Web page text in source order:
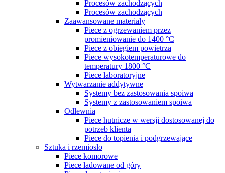
Procesów zachodzących
Procesów zachodzących
Zaawansowane materiały
Piece z ogrzewaniem przez
promieniowanie do 1400 °C
Piece z obiegiem powietrza
Piece wysokotemperaturowe do
temperatury 1800 °C
Piece laboratoryjne
Wytwarzanie addytywne
Systemy bez zastosowania spoiwa
Systemy z zastosowaniem spoiwa
Odlewnia
Piece hutnicze w wersji dostosowanej do
potrzeb klienta
Piece do topienia i podgrzewające
Sztuka i rzemiosło
Piece komorowe
Piece ładowane od góry